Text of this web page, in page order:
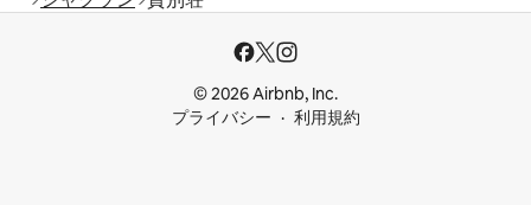
© 2026 Airbnb, Inc.
プライバシー
利用規約